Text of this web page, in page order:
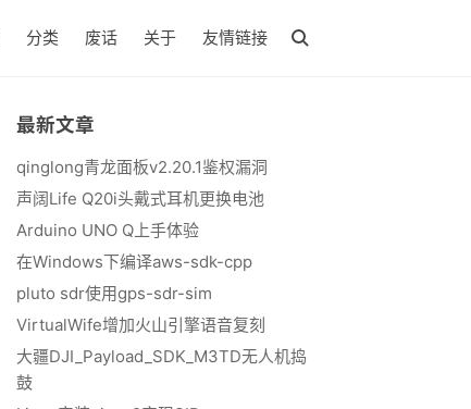
分类 废话 关于 友情链接
最新文章
qinglong青龙面板v2.20.1鉴权漏洞
声阔Life Q20i头戴式耳机更换电池
Arduino UNO Q上手体验
在Windows下编译aws-sdk-cpp
pluto sdr使用gps-sdr-sim
VirtualWife增加火山引擎语音复刻
大疆DJI_Payload_SDK_M3TD无人机捣
鼓